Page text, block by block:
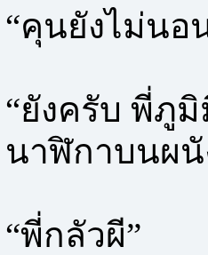
“คุนยังไม่นอ
“ยังครับ พี่ภู
นาฬิกาบนผนั
“พี่กลัวผี”